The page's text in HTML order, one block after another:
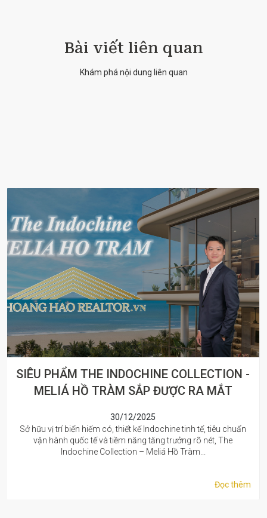
Bài viết liên quan
Khám phá nội dung liên quan
CẬP NHẬT TIẾN ĐỘ XÂY DỰNG IXORA HO
TRAM by FUSION - THÁNG 7.2025
09/07/2025
Cập nhật tiến độ xây dựng dự án Ixora Ho Tram by Fusion - Giai
đoạn 2 tháng 07.2025 bởi team Hoàng Hảo Realtor. Dự án đang
gấp rút...
Đọc thêm